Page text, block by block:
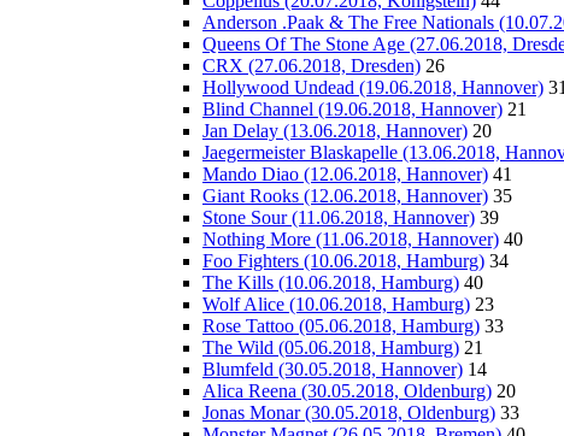
Anderson .Paak & The Free Nationals
Queens Of The Stone Age (27.06.2018,
CRX (27.06.2018, Dresden) 26
Hollywood Undead (19.06.2018, Hannover) 31
Blind Channel (19.06.2018, Hannover) 21
Jan Delay (13.06.2018, Hannover) 20
Jaegermeister Blaskapelle (13.06.2018,
Mando Diao (12.06.2018, Hannover) 41
Giant Rooks (12.06.2018, Hannover) 35
Stone Sour (11.06.2018, Hannover) 39
Nothing More (11.06.2018, Hannover) 40
Foo Fighters (10.06.2018, Hamburg) 34
The Kills (10.06.2018, Hamburg) 40
Wolf Alice (10.06.2018, Hamburg) 23
Rose Tattoo (05.06.2018, Hamburg) 33
The Wild (05.06.2018, Hamburg) 21
Blumfeld (30.05.2018, Hannover) 14
Alica Reena (30.05.2018, Oldenburg) 20
Jonas Monar (30.05.2018, Oldenburg) 33